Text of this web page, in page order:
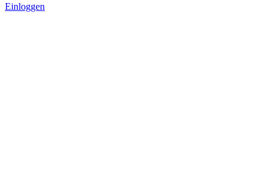
Einloggen